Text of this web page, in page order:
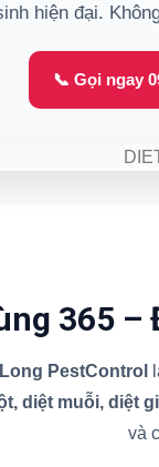
hiện đại.
📞 Gọi ngay
365 –
PestControl
diệt muỗi, diệt
và